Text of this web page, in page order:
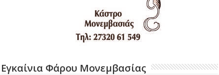
Εγκαίνια Φάρου Μονεμβασίας